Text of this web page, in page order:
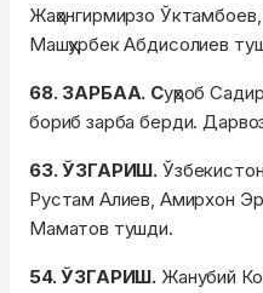
Жаҳонгирмирзо
Машҳурбек Абдисолиев
68. ЗАРБАА. Суҳроб
бориб зарба берди.
63. ЎЗГАРИШ.
Рустам Алиев, Амирхон
Маматов тушди.
54. ЎЗГАРИШ. Жанубий